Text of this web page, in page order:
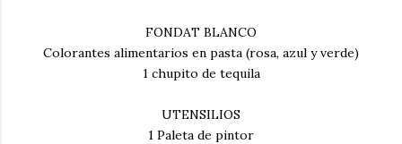
FONDAT BLANCO
Colorantes alimentarios en pasta (rosa, azul y verde)
1 chupito de tequila
UTENSILIOS
1 Paleta de pintor